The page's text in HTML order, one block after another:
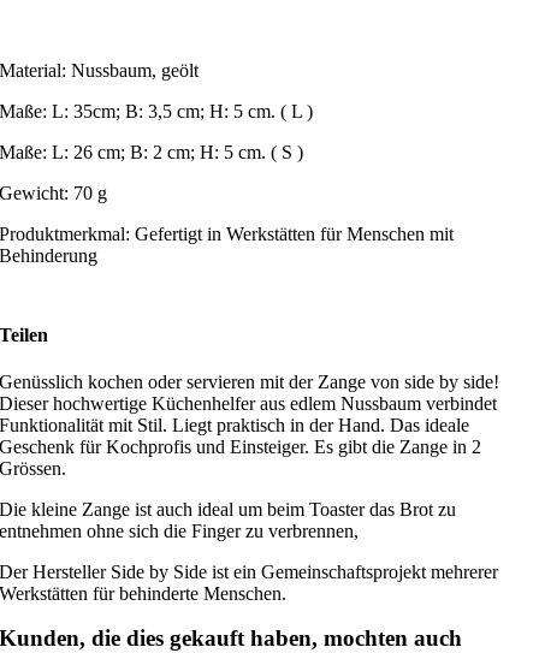
Material: Nussbaum, geölt
Maße: L: 35cm; B: 3,5 cm; H: 5 cm. ( L )
Maße: L: 26 cm; B: 2 cm; H: 5 cm. ( S )
Gewicht: 70 g
Produktmerkmal: Gefertigt in Werkstätten für Menschen mit
Behinderung
Teilen
Genüsslich kochen oder servieren mit der Zange von side by side!
Dieser hochwertige Küchenhelfer aus edlem Nussbaum verbindet
Funktionalität mit Stil. Liegt praktisch in der Hand. Das ideale
Geschenk für Kochprofis und Einsteiger. Es gibt die Zange in 2
Grössen.
Die kleine Zange ist auch ideal um beim Toaster das Brot zu
entnehmen ohne sich die Finger zu verbrennen,
Der Hersteller Side by Side ist ein Gemeinschaftsprojekt mehrerer
Werkstätten für behinderte Menschen.
Kunden, die dies gekauft haben, mochten auch